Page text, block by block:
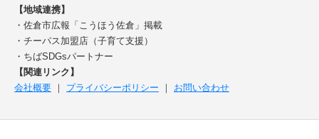
【地域連携】
・佐倉市広報「こうほう佐倉」掲載
・チーパス加盟店（子育て支援）
・ちばSDGsパートナー
【関連リンク】
会社概要 ｜ プライバシーポリシー ｜ お問い合わせ